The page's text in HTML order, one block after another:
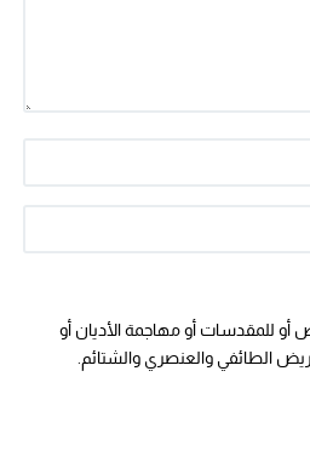
أو للمقدسات أو مهاجمة الأديان أو
الطائفي والعنصري والشتائم.